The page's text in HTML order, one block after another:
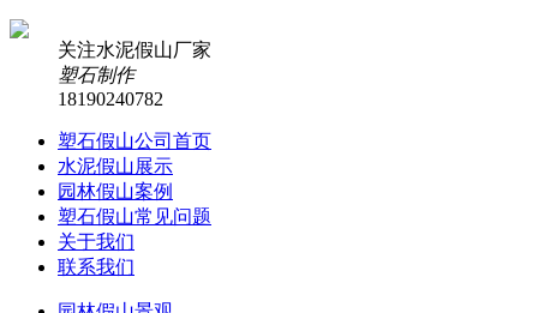
关注水泥假山厂家
塑石制作
18190240782
塑石假山公司首页
水泥假山展示
园林假山案例
塑石假山常见问题
关于我们
联系我们